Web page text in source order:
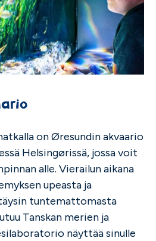
on Øresundin akvaario
Helsingørissä, jossa voit
alle. Vierailun aikana
upeasta ja
tuntemattomasta
Tanskan merien ja
näyttää sinulle